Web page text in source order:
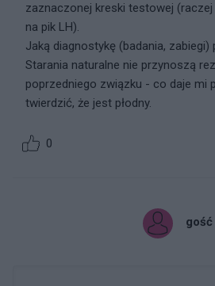
zaznaczonej kreski testowej (raczej
na pik LH).
Jaką diagnostykę (badania, zabiegi)
Starania naturalne nie przynoszą
poprzedniego związku - co daje mi
twierdzić, że jest płodny.
0
gość